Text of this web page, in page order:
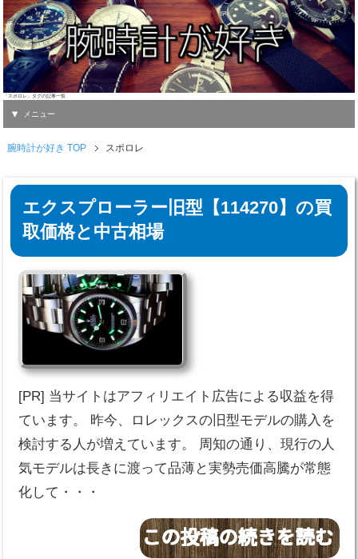
「スポロレ」タグの記事一覧
メニュー
腕時計が好き TOP スポロレ
エクスプローラー旧型【114270】の買
取価格と中古相場
[PR] 当サイトはアフィリエイト広告による収益を得
ています。 昨今、ロレックスの旧型モデルの購入を
検討する人が増えています。 周知の通り、現行の人
気モデルは長きに渡って品薄と実勢売価高騰が常態
化して・・・